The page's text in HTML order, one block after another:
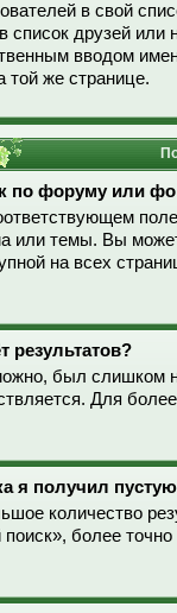
в свой
список друзей или
вводом
той же странице.
по форуму или
или темы. Вы
на всех
результатов?
был слишком
Для
я получил
количество
более